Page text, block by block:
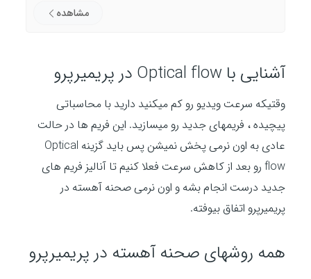
مشاهده
آشنایی با Optical flow در پریمیرپرو
وقتیکه سرعت ویدیو رو کم میکنید دارید با محاسباتی
پیچیده ، فریمهای جدید رو میسازید. این فریم ها در حالت
عادی به اون نرمی پخش نمیشن پس باید گزینه Optical
flow رو بعد از کاهش سرعت فعلا کنیم تا آنالیز فریم های
جدید درست انجام بشه و اون نرمی صحنه آهسته در
پریمیرپرو اتفاق بیوفته.
همه روشهای صحنه آهسته در پریمیرپرو